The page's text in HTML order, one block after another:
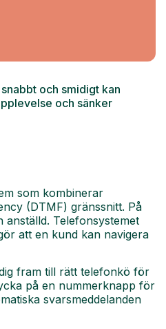
och smidigt kan
och sänker
som kombinerar
(DTMF) gränssnitt. På
Telefonsystemet
att en kund kan navigera
fram till rätt telefonkö för
på en nummerknapp för
svarsmeddelanden